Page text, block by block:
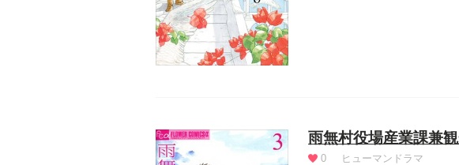
雨無村役場産業課兼
0 ヒューマンドラマ